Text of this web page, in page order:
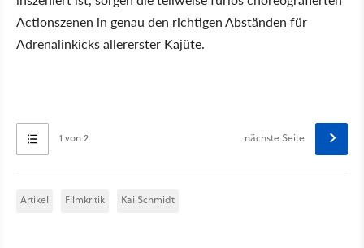
Actionszenen in genau den richtigen Abständen für
Adrenalinkicks allererster Kajüte.
1 von 2 nächste Seite
Artikel Filmkritik Kai Schmidt